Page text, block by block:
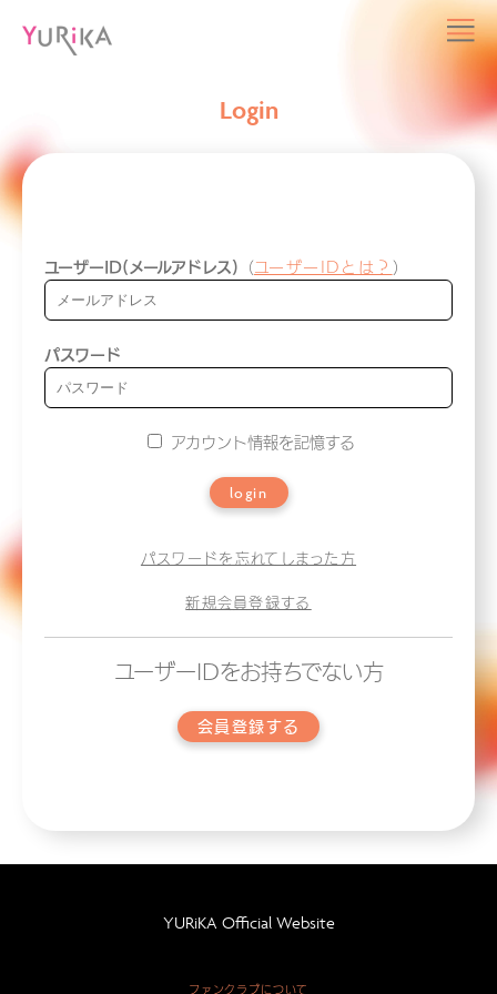
Login
ユーザーID(メールアドレス) （ ユーザーIDとは？ ）
パスワード
アカウント情報を記憶する
login
パスワードを忘れてしまった方
新規会員登録する
ユーザーIDをお持ちでない方
会員登録する
YURiKA Official Website
ファンクラブについて